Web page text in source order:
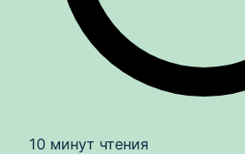
10 минут чтения